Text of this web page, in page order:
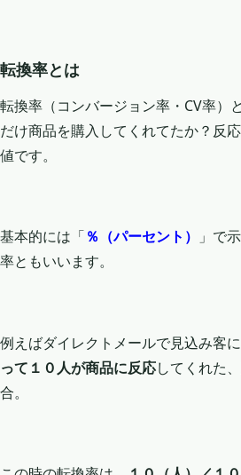
転換率とは
転換率（コンバージョン率・CV率）
だけ商品を購入してくれてたか？反
値です。
基本的には「％（パーセント）
」で
率ともいいます。
例えばダイレクトメールで見込み客に
って１０人が商品に反応してくれた
合。